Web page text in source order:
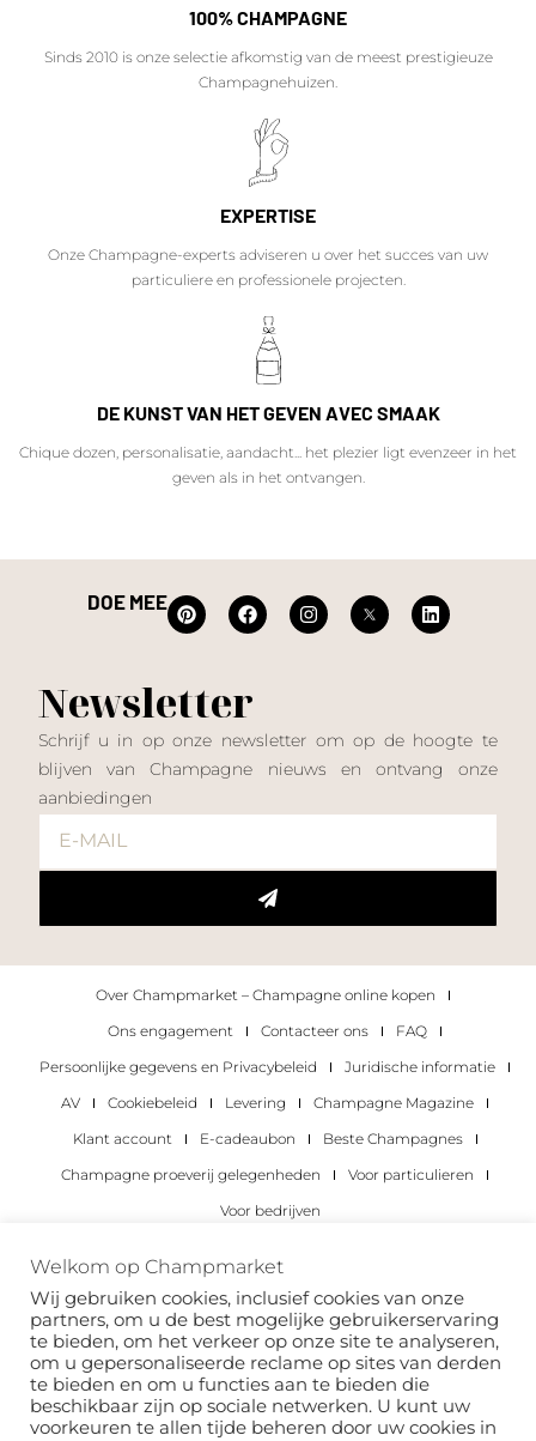
100% CHAMPAGNE
Sinds 2010 is onze selectie afkomstig van de meest prestigieuze
Champagnehuizen.
EXPERTISE
Onze Champagne-experts adviseren u over het succes van uw
particuliere en professionele projecten.
DE KUNST VAN HET GEVEN AVEC SMAAK
Chique dozen, personalisatie, aandacht... het plezier ligt evenzeer in het
geven als in het ontvangen.
DOE MEE
Newsletter
Schrijf u in op onze newsletter om op de hoogte te
blijven van Champagne nieuws en ontvang onze
aanbiedingen
Over Champmarket – Champagne online kopen
Ons engagement
Contacteer ons
FAQ
Persoonlijke gegevens en Privacybeleid
Juridische informatie
AV
Cookiebeleid Levering
Champagne Magazine
Klant account
E-cadeaubon
Beste Champagnes
Champagne proeverij gelegenheden
Voor particulieren
Voor bedrijven
Copyright 2022 © alle rechten voorbehouden.
Welkom op Champmarket
Wij gebruiken cookies, inclusief cookies van onze
partners, om u de best mogelijke gebruikerservaring
te bieden, om het verkeer op onze site te analyseren,
om u gepersonaliseerde reclame op sites van derden
te bieden en om u functies aan te bieden die
beschikbaar zijn op sociale netwerken. U kunt uw
voorkeuren te allen tijde beheren door uw cookies in